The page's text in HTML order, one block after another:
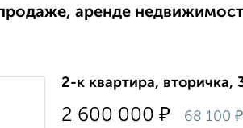
аренде
2-к квартира, вторичка,
2 600 000 ₽ 68 100 ₽